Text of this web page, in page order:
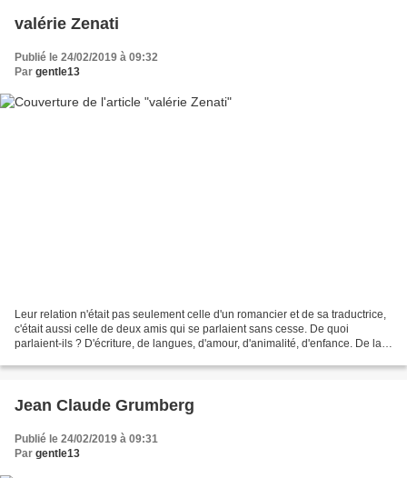
valérie Zenati
Publié le 24/02/2019 à 09:32
Par gentle13
Leur relation n'était pas seulement celle d'un romancier et de sa traductrice,
c'était aussi celle de deux amis qui se parlaient sans cesse. De quoi
parlaient-ils ? D'écriture, de langues, d'amour, d'animalité, d'enfance. De la
Jean Claude Grumberg
Publié le 24/02/2019 à 09:31
Par gentle13